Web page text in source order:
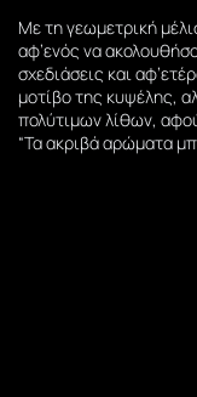
Με τη γεωμετρική
αφ’ενός να
σχεδιάσεις και
μοτίβο της κυψέλης,
πολύτιμων λίθων,
“Τα ακριβά αρώματα